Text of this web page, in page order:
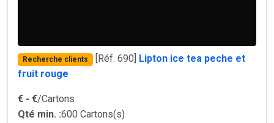
Recherche clients [Réf. 690]
Lipton ice tea peche et
fruit rouge
€ - €/Cartons
Qté min. :600 Cartons(s)